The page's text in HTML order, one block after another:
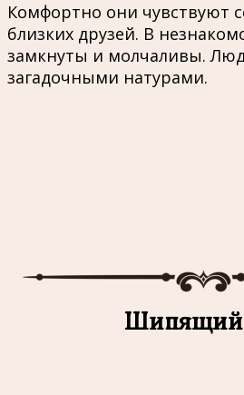
Комфортно они чувствуют
близких друзей. В
замкнуты и молчаливы.
загадочными натурами.